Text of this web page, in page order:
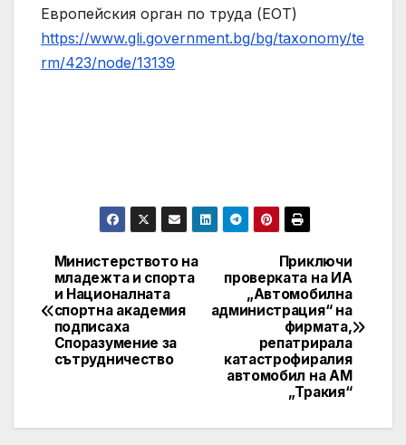
Европейския орган по труда (ЕОТ)
https://www.gli.government.bg/bg/taxonomy/te
rm/423/node/13139
Post
navigation
Приключи
проверката на ИА
„Автомобилна
администрация“ на
фирмата,
репатрирала
катастрофиралия
автомобил на АМ
„Тракия“
Министерството на
младежта и спорта
и Националната
спортна академия
подписаха
Споразумение за
сътрудничество